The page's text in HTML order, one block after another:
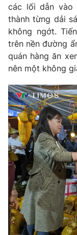
Emagazine
Photo
Video
VTV Money
VTV Sức khoẻ
Thị trường 24h
VTV4
VTV9
các lối dẫn vào
thành từng dải
không ngớt.
trên nền đường
quán hàng ăn
nên một không